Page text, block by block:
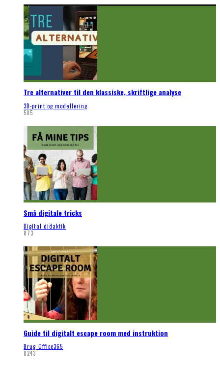
Tre alternativer til den klassiske, skriftlige analyse
3D-print og modellering
585
Små digitale tricks
Digital didaktik
873
Guide til digitalt escape room med instruktion
Brug Office365
8243